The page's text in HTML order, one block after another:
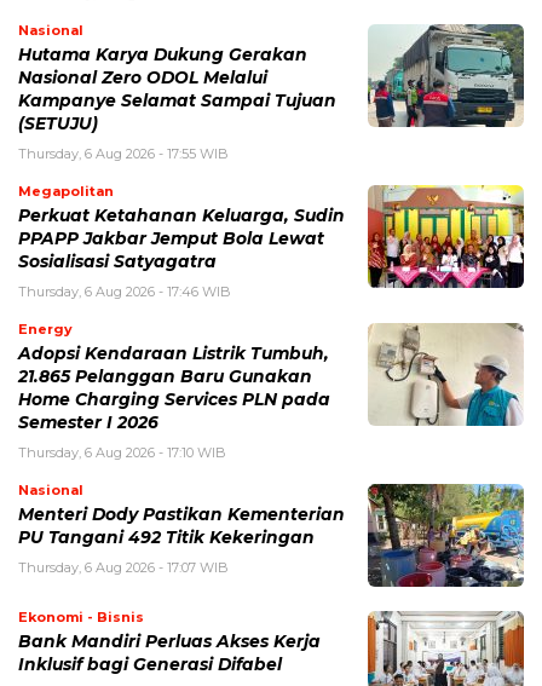
Nasional
Hutama Karya Dukung Gerakan
Nasional Zero ODOL Melalui
Kampanye Selamat Sampai Tujuan
(SETUJU)
Thursday, 6 Aug 2026 - 17:55 WIB
Megapolitan
Perkuat Ketahanan Keluarga, Sudin
PPAPP Jakbar Jemput Bola Lewat
Sosialisasi Satyagatra
Thursday, 6 Aug 2026 - 17:46 WIB
Energy
Adopsi Kendaraan Listrik Tumbuh,
21.865 Pelanggan Baru Gunakan
Home Charging Services PLN pada
Semester I 2026
Thursday, 6 Aug 2026 - 17:10 WIB
Nasional
Menteri Dody Pastikan Kementerian
PU Tangani 492 Titik Kekeringan
Thursday, 6 Aug 2026 - 17:07 WIB
Ekonomi - Bisnis
Bank Mandiri Perluas Akses Kerja
Inklusif bagi Generasi Difabel